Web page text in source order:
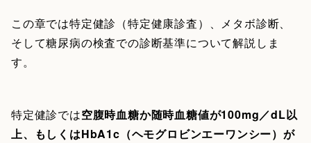
この章では特定健診（特定健康診査）、メタボ診断、
そして糖尿病の検査での診断基準について解説しま
す。
特定健診では空腹時血糖か随時血糖値が100mg／dL以
上、もしくはHbA1c（ヘモグロビンエーワンシー）が